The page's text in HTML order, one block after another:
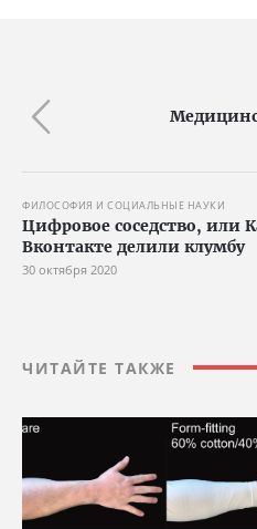
ФИЛОСОФИЯ И СОЦИАЛЬНЫЕ НАУКИ
Цифровое соседство, или
Вконтакте делили клумбу
30 октября 2020
ЧИТАЙТЕ ТАКЖЕ